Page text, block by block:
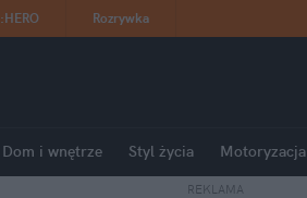
:HERO Rozrywka
Dom i wnętrze Styl życia Motoryzacja
REKLAMA